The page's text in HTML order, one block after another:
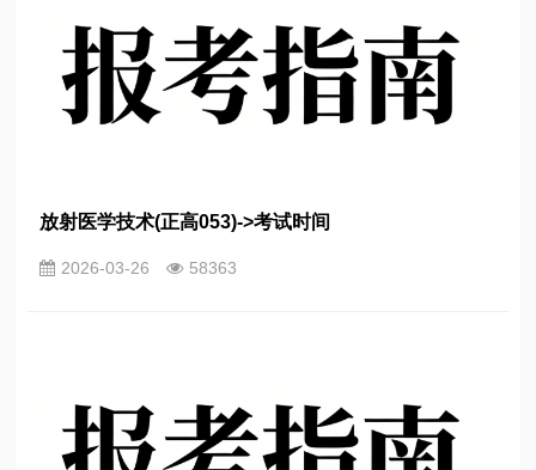
放射医学技术(正高053)->考试时间
2026-03-26 58363